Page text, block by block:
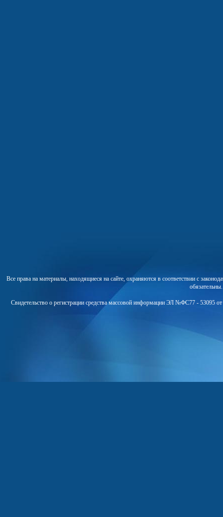
Все права на материалы, находящиеся на сайте, охраняются в соответствии с
Свидетельство о регистрации средства массовой информации ЭЛ №ФС77 - 53095